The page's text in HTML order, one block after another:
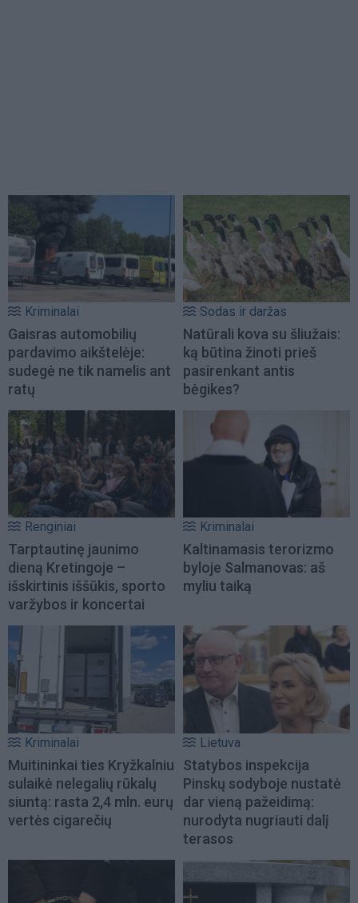
Kriminalai
Gaisras automobilių
pardavimo aikštelėje:
sudegė ne tik namelis ant
ratų
Sodas ir daržas
Natūrali kova su šliužais:
ką būtina žinoti prieš
pasirenkant antis
bėgikes?
Renginiai
Tarptautinę jaunimo
dieną Kretingoje –
išskirtinis iššūkis, sporto
varžybos ir koncertai
Kriminalai
Kaltinamasis terorizmo
byloje Salmanovas: aš
myliu taiką
Kriminalai
Muitininkai ties Kryžkalniu
sulaikė nelegalių rūkalų
siuntą: rasta 2,4 mln. eurų
vertės cigarečių
Lietuva
Statybos inspekcija
Pinskų sodyboje nustatė
dar vieną pažeidimą:
nurodyta nugriauti dalį
terasos